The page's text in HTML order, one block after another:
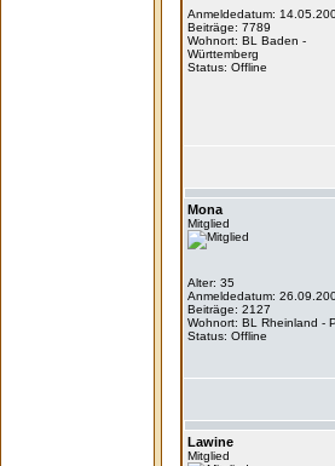
Anmeldedatum:
Beiträge: 7789
Wohnort: BL Baden -
Württemberg
Status: Offline
Mona
Mitglied
Alter: 35
Anmeldedatum:
Beiträge: 2127
Wohnort: BL Rheinland -
Status: Offline
Lawine
Mitglied